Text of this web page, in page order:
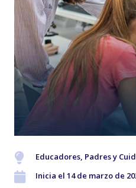
Educadores, Padres y
Inicia el 14 de marzo de